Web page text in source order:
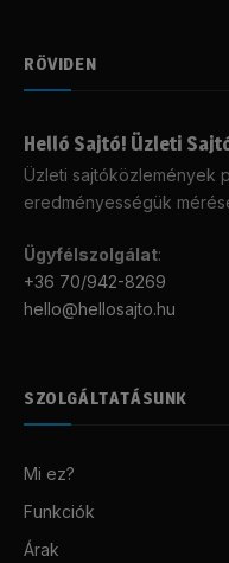
RÖVIDEN
Helló Sajtó! Üzleti
Üzleti sajtóközlemények
eredményességük
Ügyfélszolgálat:
+36 70/942-8269
hello@hellosajto.hu
SZOLGÁLTATÁSUNK
Mi ez?
Funkciók
Árak